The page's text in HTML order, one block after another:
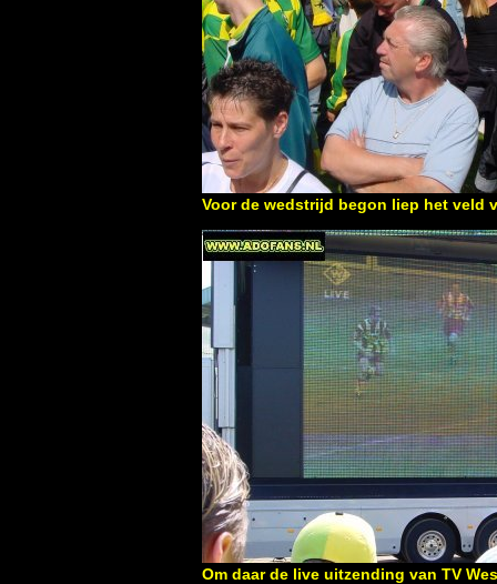
Voor de wedstrijd begon liep het veld
Om daar de live uitzending van TV